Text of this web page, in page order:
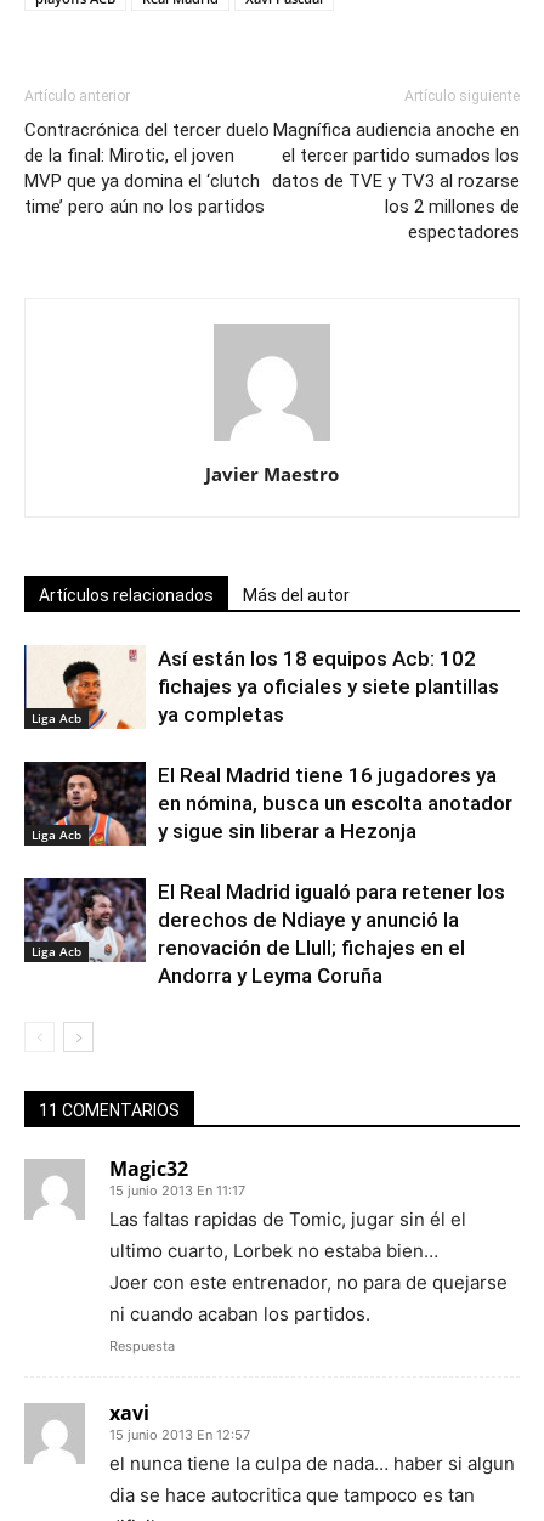
Artículo anterior
Contracrónica del tercer duelo
de la final: Mirotic, el joven
MVP que ya domina el ‘clutch
time’ pero aún no los partidos
Artículo siguiente
Magnífica audiencia anoche en
el tercer partido sumados los
datos de TVE y TV3 al rozarse
los 2 millones de
espectadores
Javier Maestro
Artículos relacionados Más del autor
Liga Acb
Así están los 18 equipos Acb: 102
fichajes ya oficiales y siete plantillas
ya completas
Liga Acb
El Real Madrid tiene 16 jugadores ya
en nómina, busca un escolta anotador
y sigue sin liberar a Hezonja
Liga Acb
El Real Madrid igualó para retener los
derechos de Ndiaye y anunció la
renovación de Llull; fichajes en el
Andorra y Leyma Coruña
11 COMENTARIOS
Magic32
15 junio 2013 En 11:17
Las faltas rapidas de Tomic, jugar sin él el
ultimo cuarto, Lorbek no estaba bien…
Joer con este entrenador, no para de quejarse
ni cuando acaban los partidos.
Respuesta
xavi
15 junio 2013 En 12:57
el nunca tiene la culpa de nada… haber si algun
dia se hace autocritica que tampoco es tan